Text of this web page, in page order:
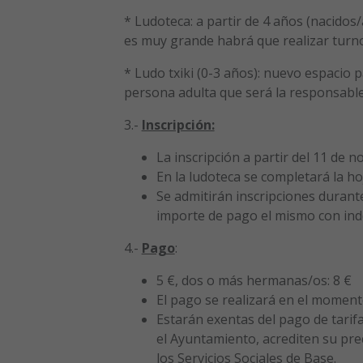
* Ludoteca: a partir de 4 años
es muy grande habrá que realizar
* Ludo txiki (0-3 años): nuevo espacio
persona adulta que será la
3.- Inscripción:
La inscripción a partir del 11 de
En la ludoteca se completará la
Se admitirán inscripciones
importe de pago el mismo con
4.- Pago:
5 €, dos o más hermanas/os: 8 €
El pago se realizará en el
Estarán exentas del pago de
el Ayuntamiento, acrediten su
los Servicios Sociales de Base.